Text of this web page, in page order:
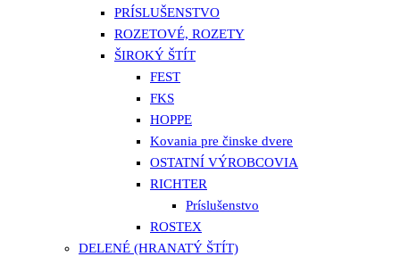
PRÍSLUŠENSTVO
ROZETOVÉ, ROZETY
ŠIROKÝ ŠTÍT
FEST
FKS
HOPPE
Kovania pre činske dvere
OSTATNÍ VÝROBCOVIA
RICHTER
Príslušenstvo
ROSTEX
DELENÉ (HRANATÝ ŠTÍT)